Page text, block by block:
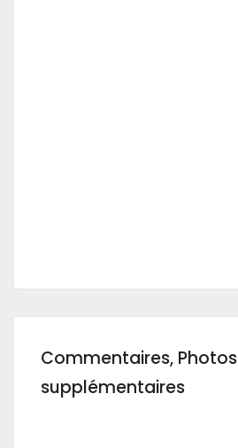
Commentaires, Photos
supplémentaires